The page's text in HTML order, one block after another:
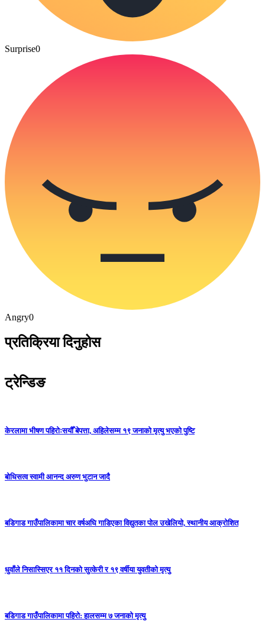
Surprise0
Angry0
प्रतिक्रिया दिनुहोस
ट्रेन्डिङ
केरलामा भीषण पहिरोःसयौँ बेपत्ता, अहिलेसम्म १९ जनाको मृत्यु भएको पुष्टि
बोधिसत्व स्वामी आनन्द अरुण भुटान जादै
बडिगाड गाउँपालिकामा चार वर्षअघि गाडिएका विद्युतका पोल उखेलियो, स्थानीय आक्रोशित
धुवाँले निसास्सिएर ११ दिनको सुत्केरी र १९ वर्षीया युवतीको मृत्यु
बडिगाड गाउँपालिकामा पहिरो: हालसम्म ७ जनाको मृत्यु